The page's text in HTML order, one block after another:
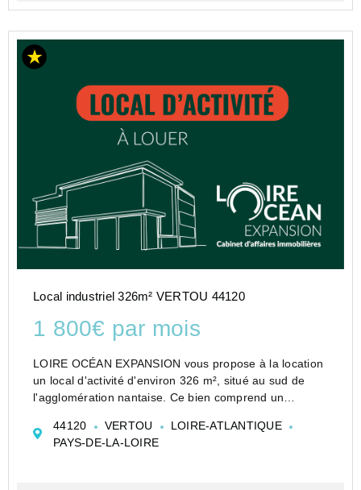
Local industriel 326m² VERTOU 44120
1 800€ par mois
LOIRE OCÉAN EXPANSION vous propose à la location
un local d'activité d'environ 326 m², situé au sud de
l'agglomération nantaise. Ce bien comprend un
sanitaires, point d'eau, porte de serv...
44120 VERTOU
LOIRE-ATLANTIQUE
PAYS-DE-LA-LOIRE